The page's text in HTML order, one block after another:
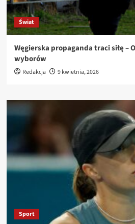
Świat
Węgierska propaganda traci siłę –
wyborów
Redakcja 9 kwietnia, 2026
Sport